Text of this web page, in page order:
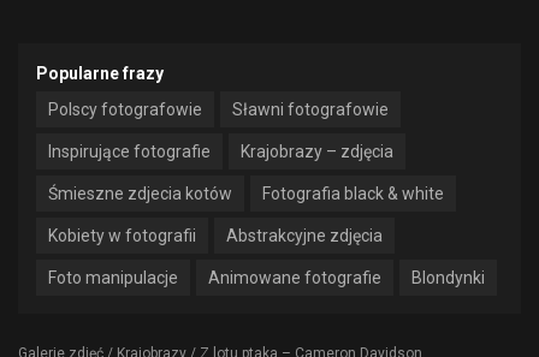
Popularne frazy
Polscy fotografowie
Sławni fotografowie
Inspirujące fotografie Krajobrazy – zdjęcia
Śmieszne zdjecia kotów Fotografia black & white
Kobiety w fotografii Abstrakcyjne zdjęcia
Foto manipulacje Animowane fotografie Blondynki